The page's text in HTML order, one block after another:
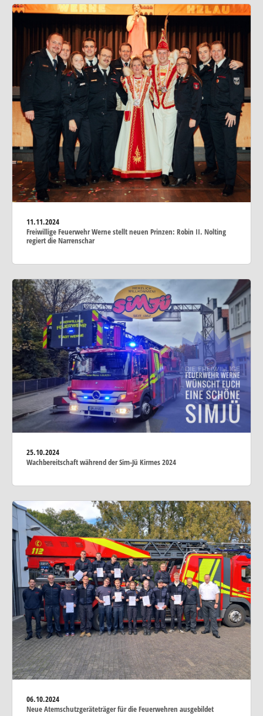
11.11.2024
Freiwillige Feuerwehr Werne stellt neuen Prinzen: Robin II. Nolting
regiert die Narrenschar
25.10.2024
Wachbereitschaft während der Sim-Jü Kirmes 2024
06.10.2024
Neue Atemschutzgeräteträger für die Feuerwehren ausgebildet